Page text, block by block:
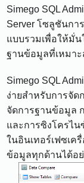
Simego SQL
Server โซลูชันกา
แบบรวมเพื่อให้มั่
ฐานข้อมูลที่เหมา
Simego SQL
ง่ายสำหรับการจัด
จัดการฐานข้อมูล
และการซิงโครไ
ในอินเทอร์เฟซเค
ข้อมูลทุกด้านได้อย่